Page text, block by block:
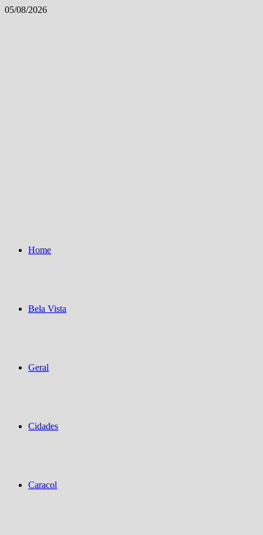
Skip
05/08/2026
Home
Bela Vista
Geral
Cidades
Caracol